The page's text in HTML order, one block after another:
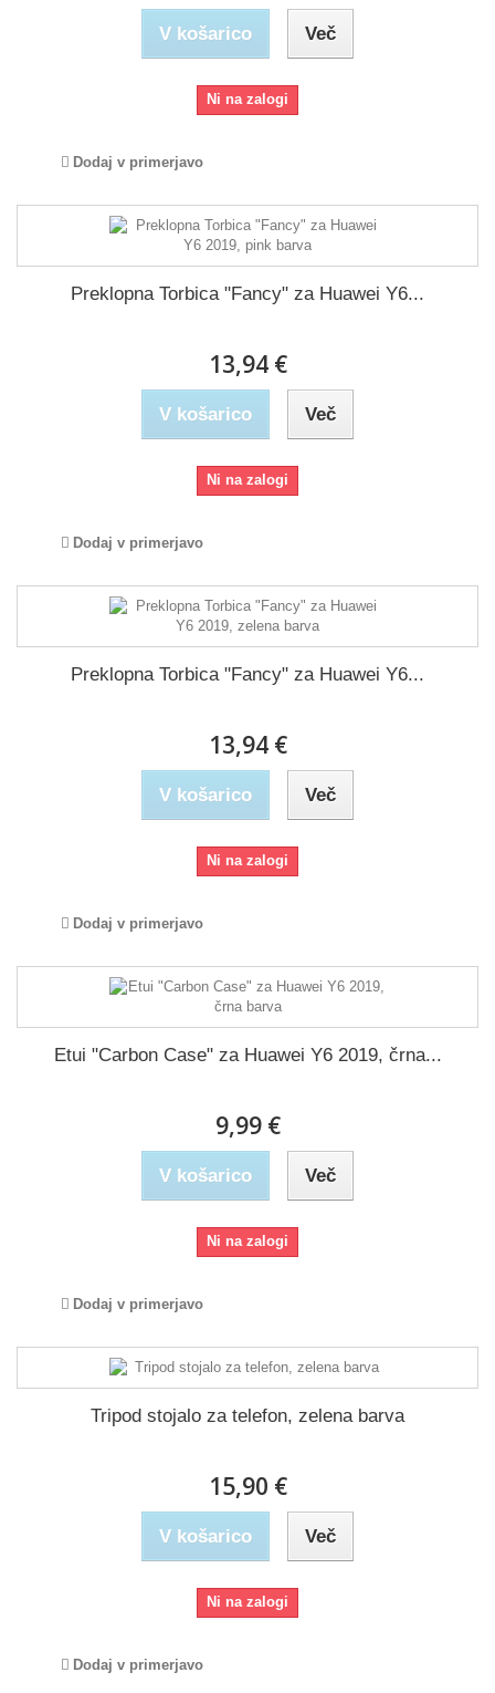
V košarico Več
Ni na zalogi
Dodaj v primerjavo
Preklopna Torbica "Fancy" za Huawei Y6...
13,94 €
V košarico Več
Ni na zalogi
Dodaj v primerjavo
Preklopna Torbica "Fancy" za Huawei Y6...
13,94 €
V košarico Več
Ni na zalogi
Dodaj v primerjavo
Etui "Carbon Case" za Huawei Y6 2019, črna...
9,99 €
V košarico Več
Ni na zalogi
Dodaj v primerjavo
Tripod stojalo za telefon, zelena barva
15,90 €
V košarico Več
Ni na zalogi
Dodaj v primerjavo